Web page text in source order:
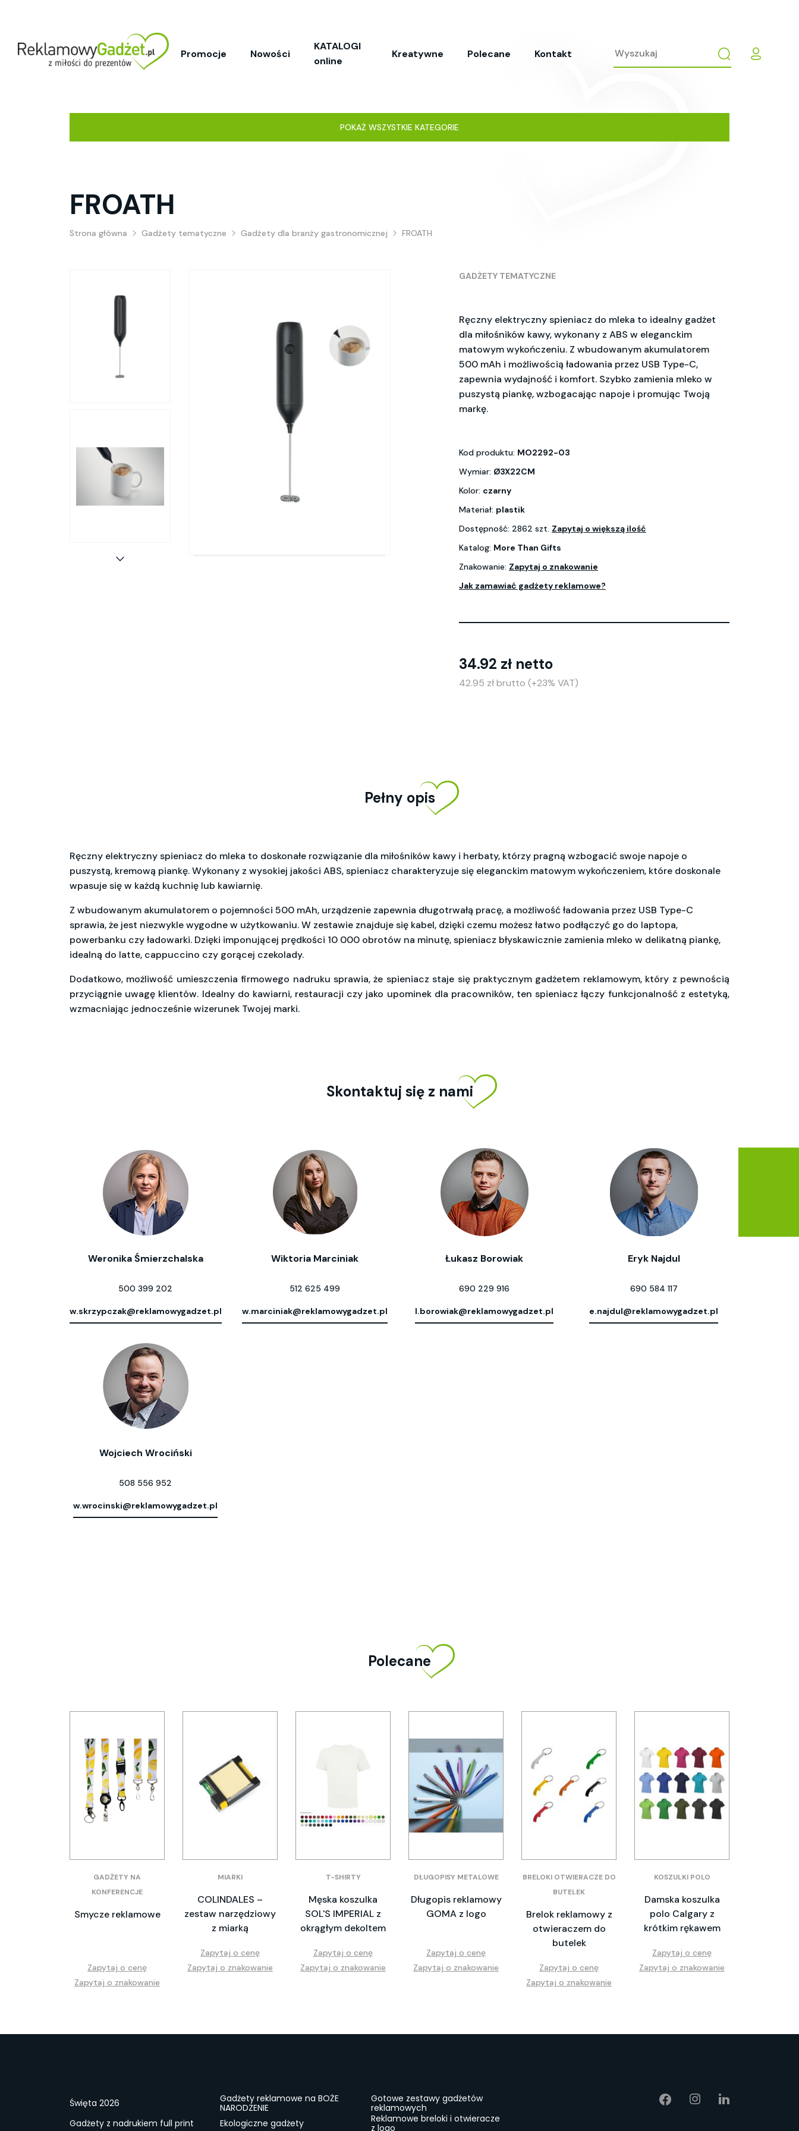
Promocje Nowości
KATALOGI
online
Kreatywne Polecane Kontakt
POKAŻ WSZYSTKIE KATEGORIE
FROATH
Strona główna Gadżety tematyczne Gadżety dla branży gastronomicznej FROATH
GADŻETY TEMATYCZNE
Ręczny elektryczny spieniacz do mleka to idealny gadżet
dla miłośników kawy, wykonany z ABS w eleganckim
matowym wykończeniu. Z wbudowanym akumulatorem
500 mAh i możliwością ładowania przez USB Type-C,
zapewnia wydajność i komfort. Szybko zamienia mleko w
puszystą piankę, wzbogacając napoje i promując Twoją
markę.
Kod produktu: MO2292-03
Wymiar: Ø3X22CM
Kolor: czarny
Materiał: plastik
Dostępność: 2862 szt. Zapytaj o większą ilość
Katalog: More Than Gifts
Znakowanie: Zapytaj o znakowanie
Jak zamawiać gadżety reklamowe?
34.92 zł netto
42.95 zł brutto (+23% VAT)
Pełny opis
Ręczny elektryczny spieniacz do mleka to doskonałe rozwiązanie dla miłośników kawy i herbaty, którzy pragną wzbogacić swoje napoje o
puszystą, kremową piankę. Wykonany z wysokiej jakości ABS, spieniacz charakteryzuje się eleganckim matowym wykończeniem, które doskonale
wpasuje się w każdą kuchnię lub kawiarnię.
Z wbudowanym akumulatorem o pojemności 500 mAh, urządzenie zapewnia długotrwałą pracę, a możliwość ładowania przez USB Type-C
sprawia, że jest niezwykle wygodne w użytkowaniu. W zestawie znajduje się kabel, dzięki czemu możesz łatwo podłączyć go do laptopa,
powerbanku czy ładowarki. Dzięki imponującej prędkości 10 000 obrotów na minutę, spieniacz błyskawicznie zamienia mleko w delikatną piankę,
idealną do latte, cappuccino czy gorącej czekolady.
Dodatkowo, możliwość umieszczenia firmowego nadruku sprawia, że spieniacz staje się praktycznym gadżetem reklamowym, który z pewnością
przyciągnie uwagę klientów. Idealny do kawiarni, restauracji czy jako upominek dla pracowników, ten spieniacz łączy funkcjonalność z estetyką,
wzmacniając jednocześnie wizerunek Twojej marki.
Skontaktuj się z nami
Weronika Śmierzchalska
500 399 202
w.skrzypczak@reklamowygadzet.pl
Wiktoria Marciniak
512 625 499
w.marciniak@reklamowygadzet.pl
Łukasz Borowiak
690 229 916
l.borowiak@reklamowygadzet.pl
Eryk Najdul
690 584 117
e.najdul@reklamowygadzet.pl
Wojciech Wrociński
508 556 952
w.wrocinski@reklamowygadzet.pl
Polecane
GADŻETY NA
KONFERENCJE
Smycze reklamowe
Zapytaj o cenę
Zapytaj o znakowanie
MIARKI
COLINDALES –
zestaw narzędziowy
z miarką
Zapytaj o cenę
Zapytaj o znakowanie
T-SHIRTY
Męska koszulka
SOL'S IMPERIAL z
okrągłym dekoltem
Zapytaj o cenę
Zapytaj o znakowanie
DŁUGOPISY METALOWE
Długopis reklamowy
GOMA z logo
Zapytaj o cenę
Zapytaj o znakowanie
BRELOKI OTWIERACZE DO
BUTELEK
Brelok reklamowy z
otwieraczem do
butelek
Zapytaj o cenę
Zapytaj o znakowanie
KOSZULKI POLO
Damska koszulka
polo Calgary z
krótkim rękawem
Zapytaj o cenę
Zapytaj o znakowanie
Święta 2026
Gadżety reklamowe na BOŻE
NARODZENIE
Gotowe zestawy gadżetów
reklamowych
Gadżety z nadrukiem full print
Ekologiczne gadżety
Reklamowe breloki i otwieracze
z logo